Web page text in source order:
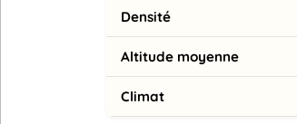
Densité
Altitude moyenne
Climat